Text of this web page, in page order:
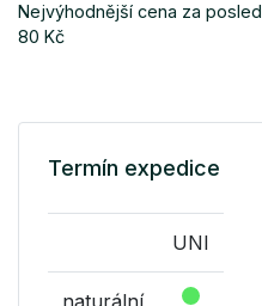
Nejvýhodnější cena za
80 Kč
Termín expedice
UNI